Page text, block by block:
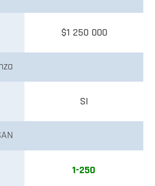
$1 250 000
SI
1-250